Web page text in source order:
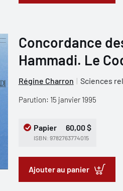
Concordance
Hammadi. Le
Régine Charron Sciences
Parution: 15 janvier 1995
Papier 60,00 $
ISBN: 9782763774015
Ajouter au panier